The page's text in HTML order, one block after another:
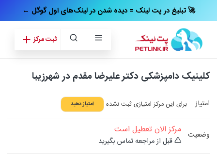
← تبلیغ در پت‌ لینک = دیده شدن در لینک‌های اول گوگل 🚀
ثبت مرکز
کلینیک دامپزشکی دکتر علیرضا مقدم در شهرزیبا
امتیاز برای این مرکز امتیازی ثبت نشده امتیاز دهید
وضعیت مرکز الان تعطیل است
قبل از مراجعه تماس بگیرید